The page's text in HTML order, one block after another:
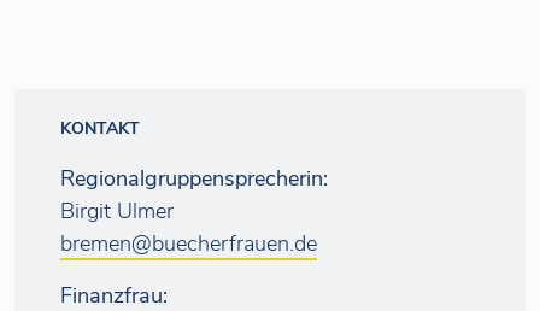
KONTAKT
Regionalgruppensprecherin:
Birgit Ulmer
bremen@buecherfrauen.de
Finanzfrau: